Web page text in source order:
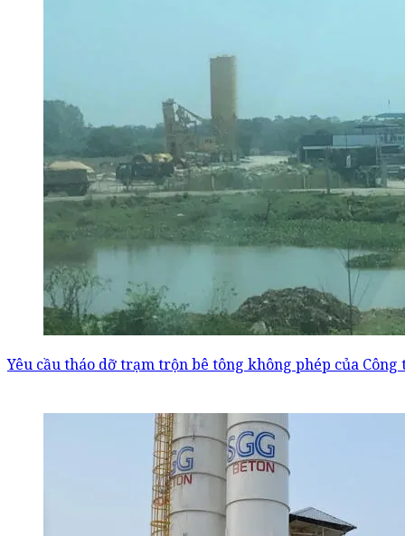
Yêu cầu tháo dỡ trạm trộn bê tông không phép của